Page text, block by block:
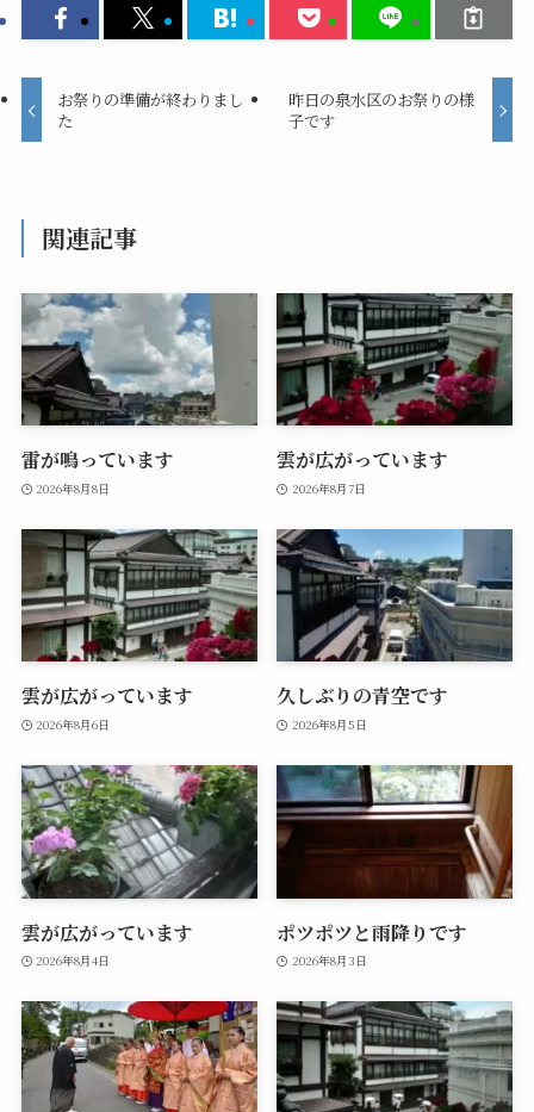
お祭りの準備が終わりまし
た
昨日の泉水区のお祭りの様
子です
関連記事
雷が鳴っています
2026年8月8日
雲が広がっています
2026年8月7日
雲が広がっています
2026年8月6日
久しぶりの青空です
2026年8月5日
雲が広がっています
2026年8月4日
ポツポツと雨降りです
2026年8月3日